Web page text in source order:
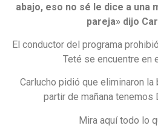
abajo, eso no sé le dice a una
pareja» dijo
El conductor del programa
Teté se encuentre en
Carlucho pidió que eliminaron la
partir de mañana tenemos
Mira aquí todo lo